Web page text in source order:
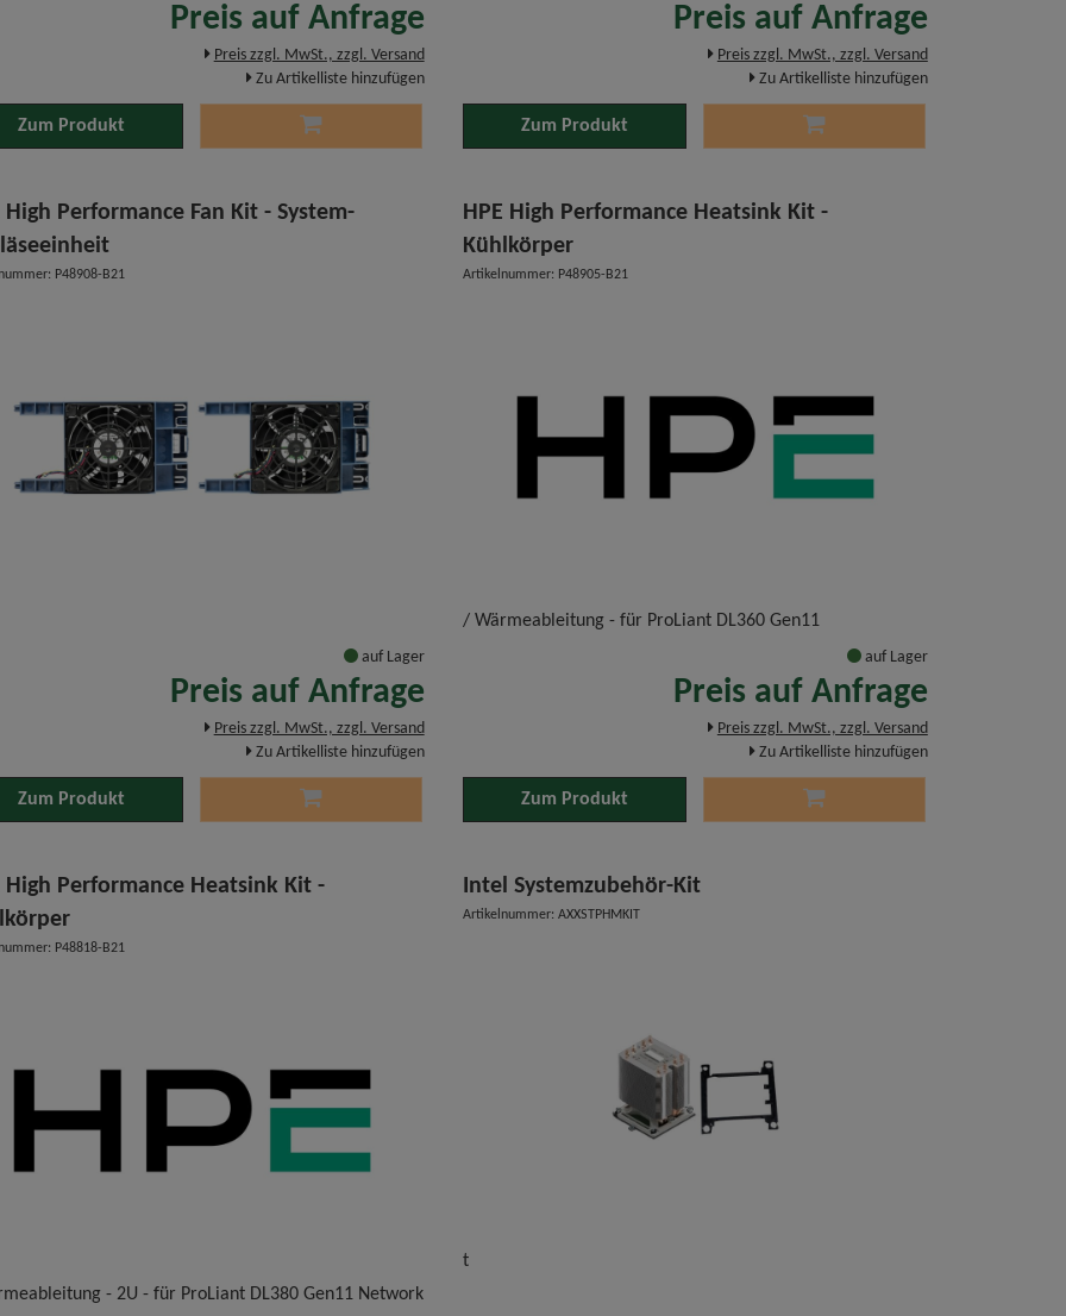
Preis auf Anfrage
Preis zzgl. MwSt., zzgl. Versand
Zu Artikelliste hinzufügen
Zum Produkt
Preis auf Anfrage
Preis zzgl. MwSt., zzgl. Versand
Zu Artikelliste hinzufügen
Zum Produkt
High Performance Fan Kit - System-
P48908-B21
auf Lager
Preis auf Anfrage
Preis zzgl. MwSt., zzgl. Versand
Zu Artikelliste hinzufügen
Zum Produkt
HPE High Performance Heatsink Kit -
Kühlkörper
Artikelnummer: P48905-B21
/ Wärmeableitung - für ProLiant DL360 Gen11
auf Lager
Preis auf Anfrage
Preis zzgl. MwSt., zzgl. Versand
Zu Artikelliste hinzufügen
Zum Produkt
High Performance Heatsink Kit -
P48818-B21
- 2U - für ProLiant DL380 Gen11 Network
Intel Systemzubehör-Kit
Artikelnummer: AXXSTPHMKIT
t